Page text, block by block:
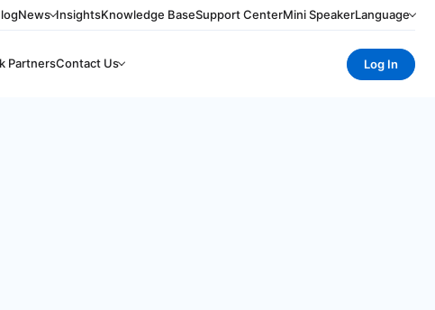
News InsightsKnowledge BaseSupport CenterMini SpeakerLanguage
PartnersContact Us Log In